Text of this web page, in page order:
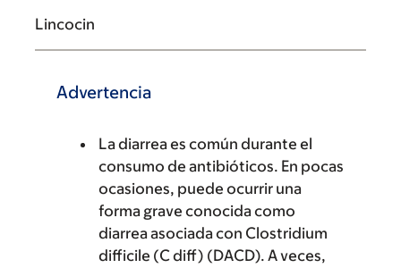
Lincocin
Advertencia
La diarrea es común durante el
consumo de antibióticos. En pocas
ocasiones, puede ocurrir una
forma grave conocida como
diarrea asociada con Clostridium
difficile (C diff) (DACD). A veces,